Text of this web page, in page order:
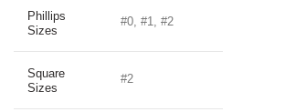
Phillips
Sizes
#0, #1, #2
Square
Sizes
#2